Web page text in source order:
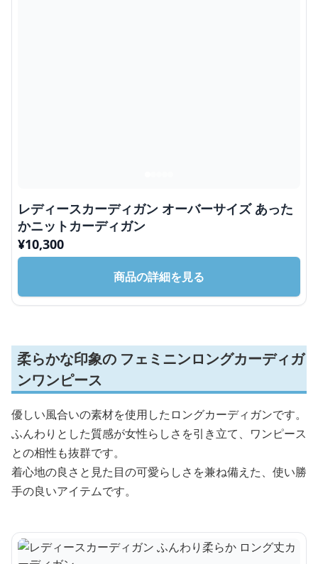
レディースカーディガン オーバーサイズ あった
かニットカーディガン
¥10,300
商品の詳細を見る
柔らかな印象の フェミニンロングカーディガ
ンワンピース
優しい風合いの素材を使用したロングカーディガンです。
ふんわりとした質感が女性らしさを引き立て、ワンピース
との相性も抜群です。
着心地の良さと見た目の可愛らしさを兼ね備えた、使い勝
手の良いアイテムです。